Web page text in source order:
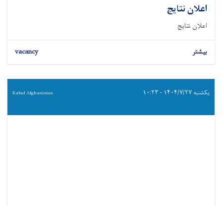
اعلان نتایج
اعلان نتایج
بیشتر vacancy
یکشنبه ۱۴۰۴/۷/۲۷ - ۱۰:۲۳ Kabul Afghanistan